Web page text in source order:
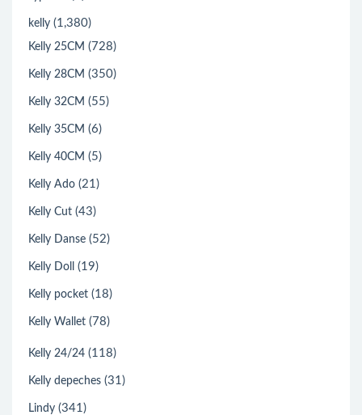
kelly (1,380)
Kelly 25CM (728)
Kelly 28CM (350)
Kelly 32CM (55)
Kelly 35CM (6)
Kelly 40CM (5)
Kelly Ado (21)
Kelly Cut (43)
Kelly Danse (52)
Kelly Doll (19)
Kelly pocket (18)
Kelly Wallet (78)
Kelly 24/24 (118)
Kelly depeches (31)
Lindy (341)